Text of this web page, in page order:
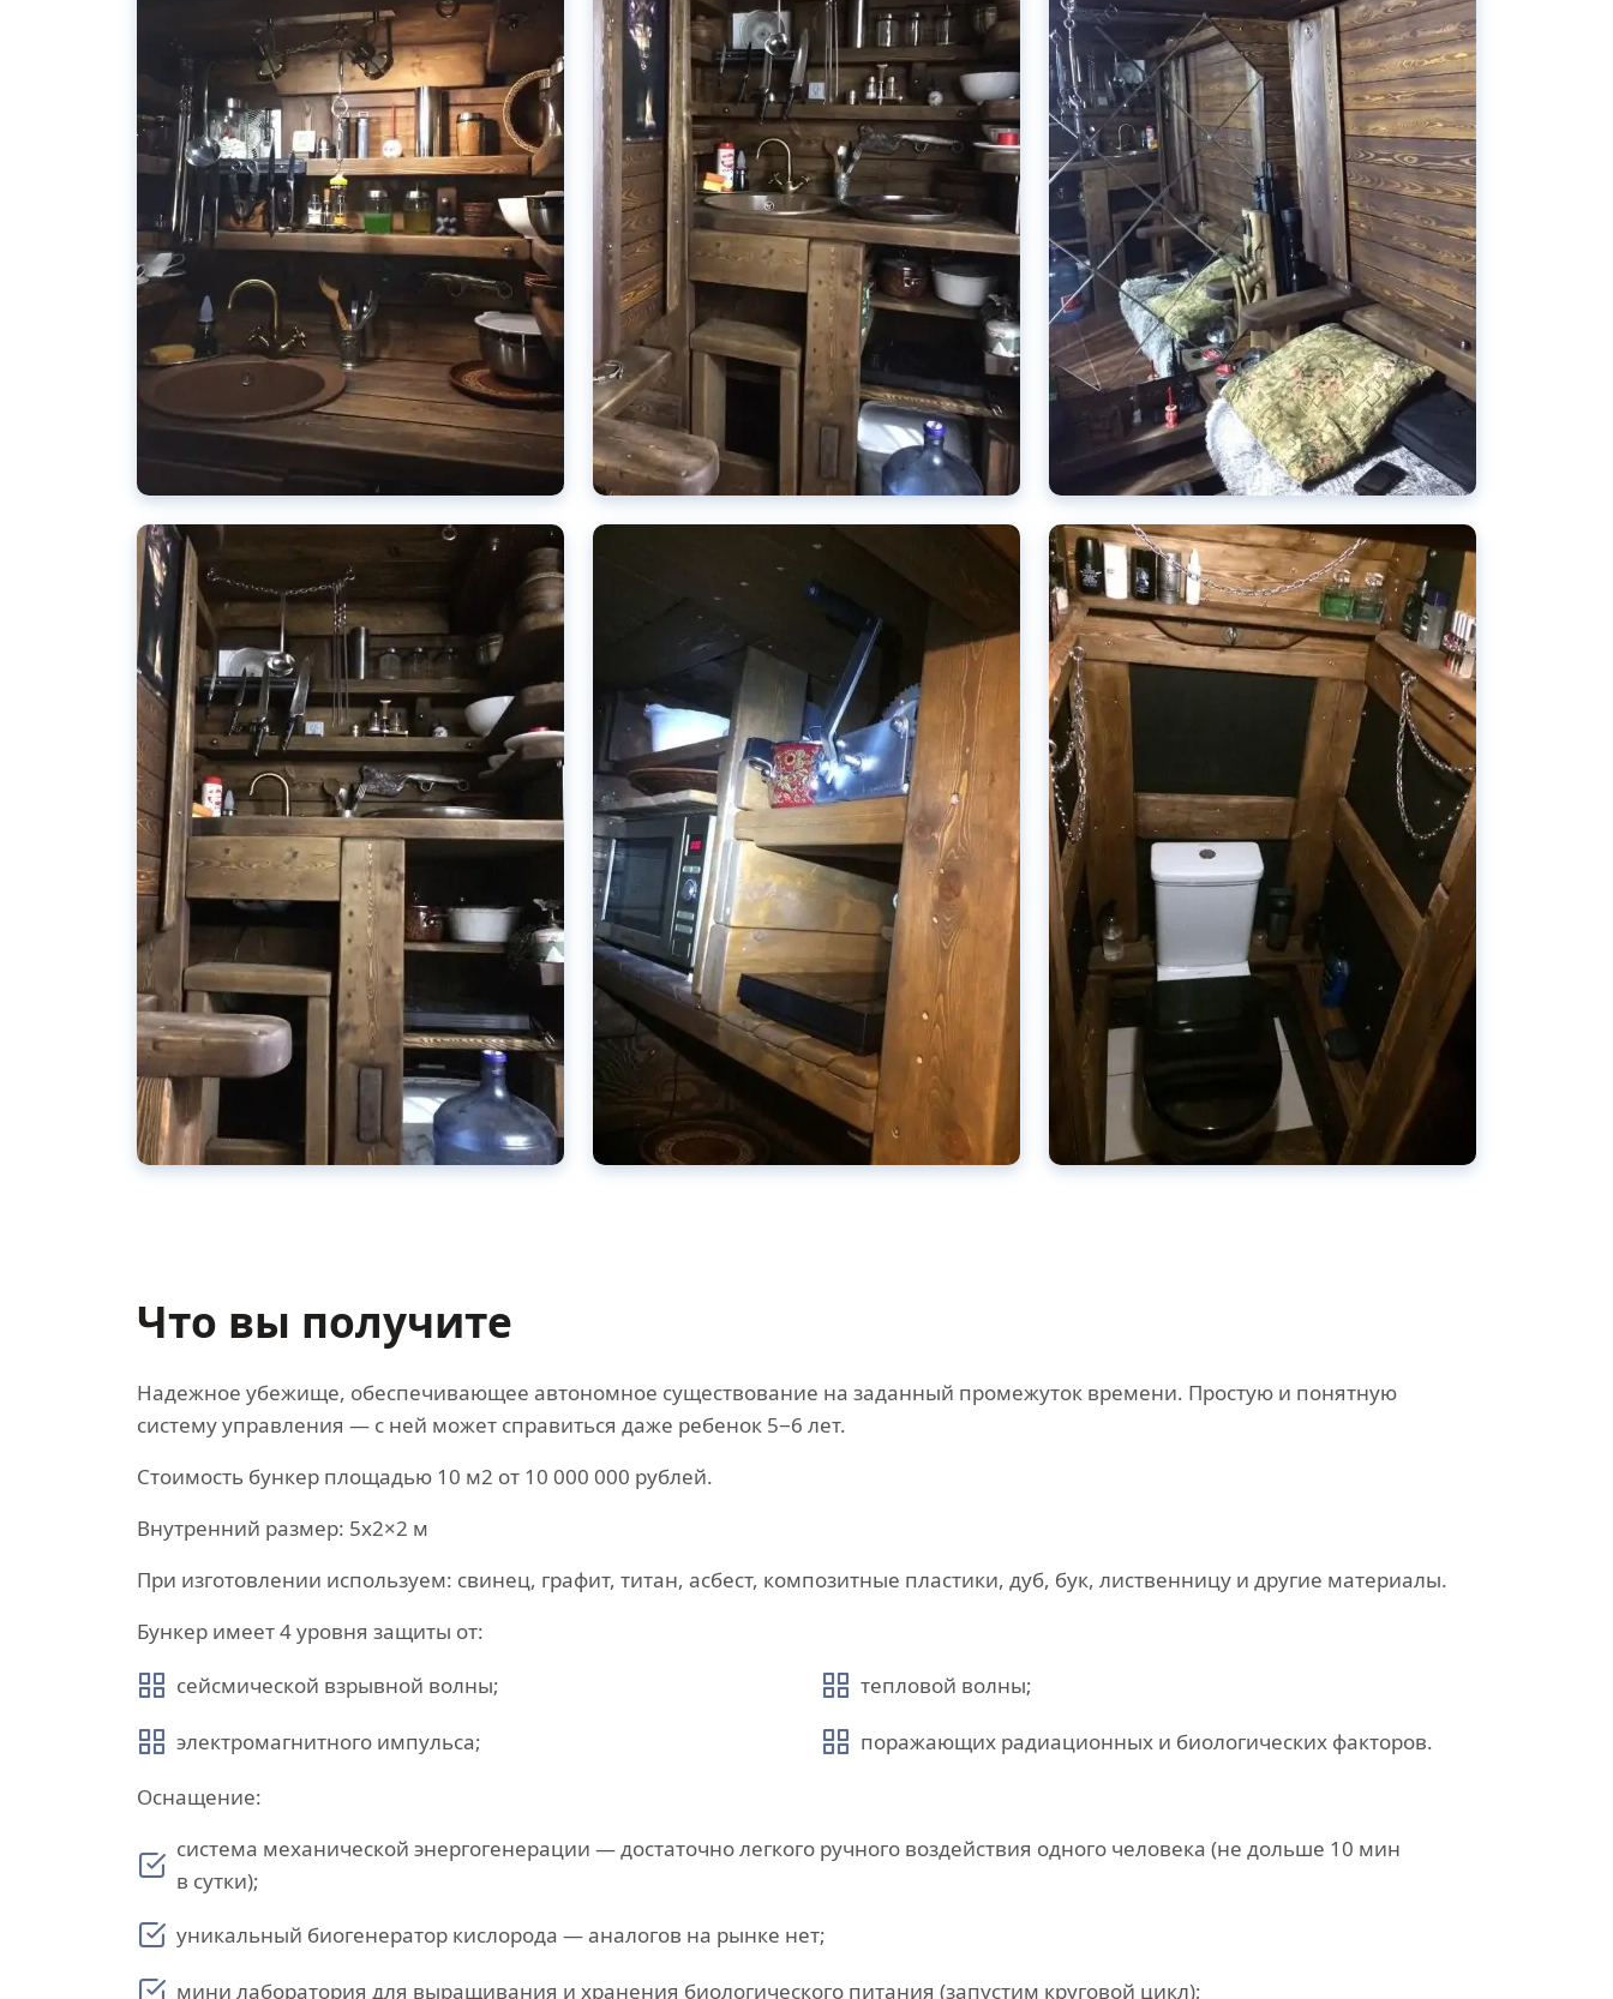
Что вы получите
Надежное убежище, обеспечивающее автономное существование на заданный промежуток времени. Простую и понятную
систему управления — с ней может справиться даже ребенок 5−6 лет.
Стоимость бункер площадью 10 м2 от 10 000 000 рублей.
Внутренний размер: 5х2×2 м
При изготовлении используем: свинец, графит, титан, асбест, композитные пластики, дуб, бук, лиственницу и другие материалы.
Бункер имеет 4 уровня защиты от:
сейсмической взрывной волны;
электромагнитного импульса;
тепловой волны;
поражающих радиационных и биологических факторов.
Оснащение:
система механической энергогенерации — достаточно легкого ручного воздействия одного человека (не дольше 10 мин
в сутки);
уникальный биогенератор кислорода — аналогов на рынке нет;
мини лаборатория для выращивания и хранения биологического питания (запустим круговой цикл);